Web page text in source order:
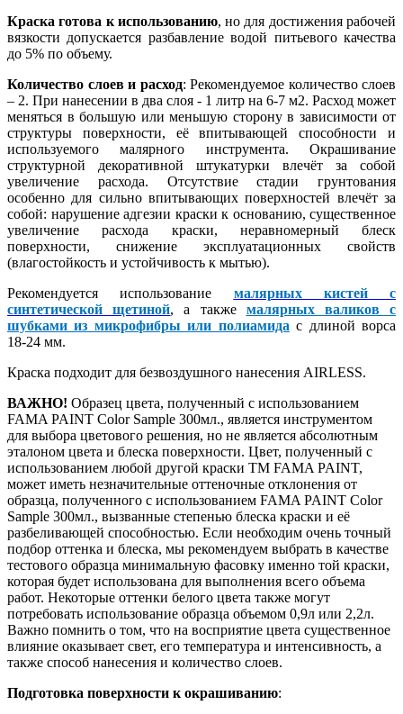
Краска готова к использованию, но для достижения рабочей
вязкости допускается разбавление водой питьевого качества
до 5% по объему.
Количество слоев и расход: Рекомендуемое количество слоев
– 2. При нанесении в два слоя - 1 литр на 6-7 м2. Расход может
меняться в большую или меньшую сторону в зависимости от
структуры поверхности, её впитывающей способности и
используемого малярного инструмента. Окрашивание
структурной декоративной штукатурки влечёт за собой
увеличение расхода. Отсутствие стадии грунтования
особенно для сильно впитывающих поверхностей влечёт за
собой: нарушение адгезии краски к основанию, существенное
увеличение расхода краски, неравномерный блеск
поверхности, снижение эксплуатационных свойств
(влагостойкость и устойчивость к мытью).
Рекомендуется использование малярных кистей с
синтетической щетиной, а также малярных валиков с
шубками из микрофибры или полиамида с длиной ворса
18-24 мм.
Краска подходит для безвоздушного нанесения AIRLESS.
ВАЖНО! Образец цвета, полученный с использованием
FAMA PAINT Color Sample 300мл., является инструментом
для выбора цветового решения, но не является абсолютным
эталоном цвета и блеска поверхности. Цвет, полученный с
использованием любой другой краски ТМ FAMA PAINT,
может иметь незначительные оттеночные отклонения от
образца, полученного с использованием FAMA PAINT Color
Sample 300мл., вызванные степенью блеска краски и её
разбеливающей способностью. Если необходим очень точный
подбор оттенка и блеска, мы рекомендуем выбрать в качестве
тестового образца минимальную фасовку именно той краски,
которая будет использована для выполнения всего объема
работ. Некоторые оттенки белого цвета также могут
потребовать использование образца объемом 0,9л или 2,2л.
Важно помнить о том, что на восприятие цвета существенное
влияние оказывает свет, его температура и интенсивность, а
также способ нанесения и количество слоев.
Подготовка поверхности к окрашиванию: